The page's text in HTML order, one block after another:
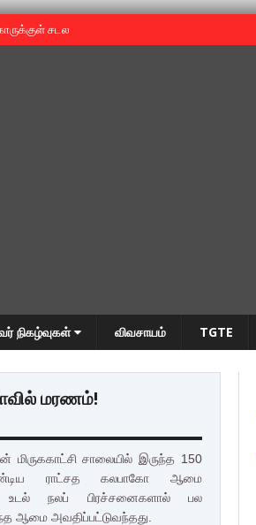
சடலம் -தமிழருடையதா ?
நிகழ்வுகள் விவசாயம் TGTE
மரணம்!
மிருககாட்சி சாலையில் இருந்த 150
ராட்சத கலபாகோ ஆமை
உடல் நலப் பிரச்சனைகளால் பல
ஆமை அவதிப்பட்டுவந்தது.